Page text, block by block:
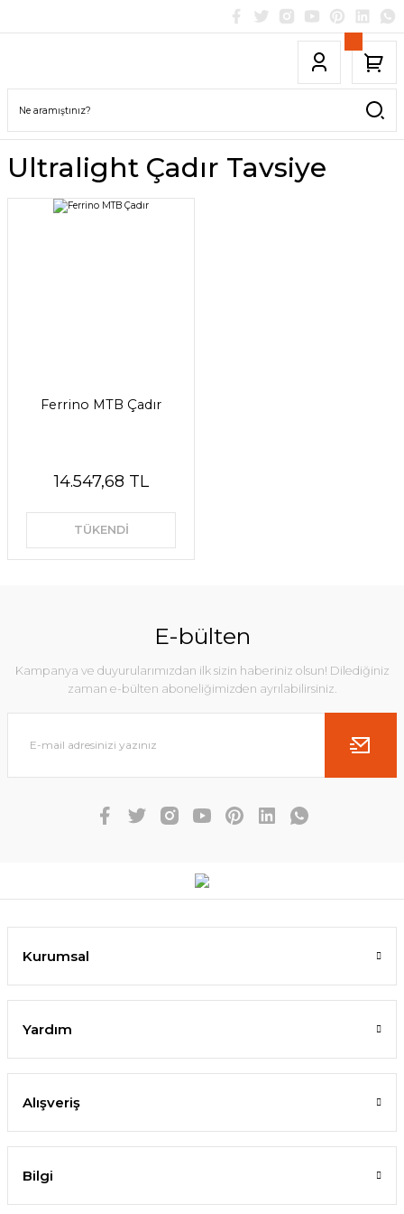
Ultralight Çadır Tavsiye
Ferrino MTB Çadır
14.547,68 TL
TÜKENDİ
E-bülten
Kampanya ve duyurularımızdan ilk sizin haberiniz olsun! Dilediğiniz
zaman e-bülten aboneliğimizden ayrılabilirsiniz.
Kurumsal
Yardım
Alışveriş
Bilgi